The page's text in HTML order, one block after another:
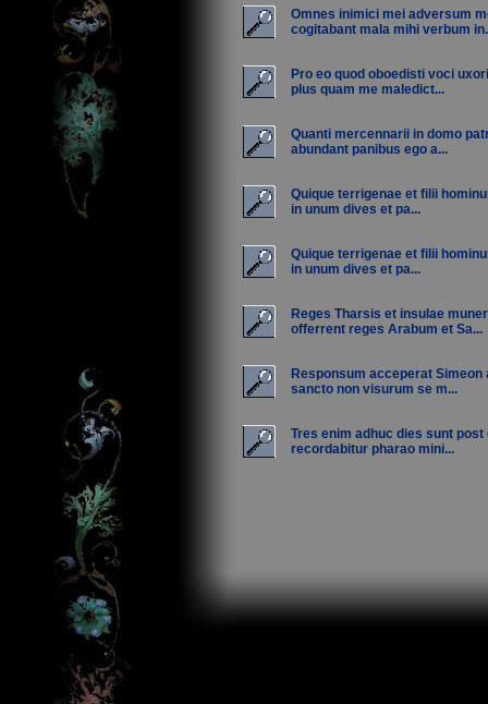
Omnes inimici mei adversum
cogitabant mala mihi verbum
Pro eo quod oboedisti voci
plus quam me maledict...
Quanti mercennarii in domo
abundant panibus ego a...
Quique terrigenae et filii
in unum dives et pa...
Quique terrigenae et filii
in unum dives et pa...
Reges Tharsis et insulae
offerrent reges Arabum et Sa...
Responsum acceperat Simeon
sancto non visurum se m...
Tres enim adhuc dies sunt post
recordabitur pharao mini...